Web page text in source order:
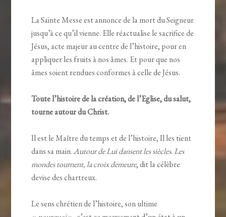
La Sainte Messe est annonce de la mort du Seigneur
jusqu’à ce qu’il vienne. Elle réactualise le sacrifice de
Jésus, acte majeur au centre de l’histoire, pour en
appliquer les fruits à nos âmes. Et pour que nos
âmes soient rendues conformes à celle de Jésus.
Toute l’histoire de la création, de l’Eglise, du salut,
tourne autour du Christ.
Il est le Maître du temps et de l’histoire, Il les tient
dans sa main.Autour de Lui dansent les siècles.Les
mondes tournent, la croix demeure, dit la célèbre
devise des chartreux.
Le sens chrétien de l’histoire, son ultime